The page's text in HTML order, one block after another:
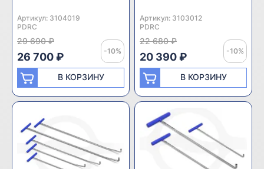
Артикул: 3104019
Производитель:
PDRC
29 690 ₽
-10%
26 700 ₽
В КОРЗИНУ
Артикул: 3103012
Производитель:
PDRC
22 680 ₽
-10%
20 390 ₽
В КОРЗИНУ